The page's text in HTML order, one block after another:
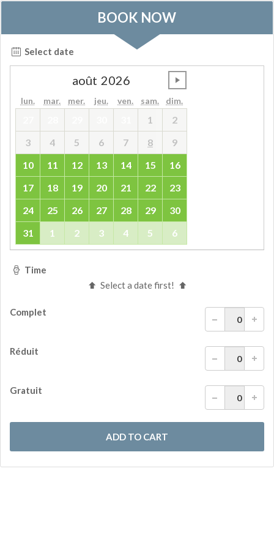
BOOK NOW
Select date
août 2026
lun. mar. mer. jeu. ven. sam. dim.
1
2
3
4 5 6 7 8
9
10
11 12 13 14 15
16
17
18 19 20 21 22
23
24
25 26 27 28 29
30
31
1 2 3 4 5 6
Time
Select a date first!
Complet
Réduit
Gratuit
ADD TO CART